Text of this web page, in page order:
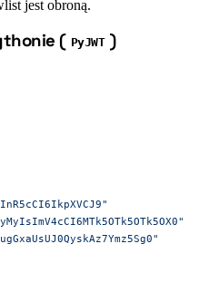
jest obroną.
( PyJWT )